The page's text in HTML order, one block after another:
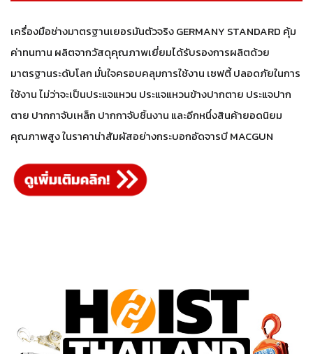
เครื่องมือช่างมาตรฐานเยอรมันตัวจริง GERMANY STANDARD คุ้ม
ค่าทนทาน ผลิตจากวัสดุคุณภาพเยี่ยมได้รับรองการผลิตด้วย
มาตรฐานระดับโลก มั่นใจครอบคลุมการใช้งาน เซฟตี้ ปลอดภัยในการ
ใช้งาน ไม่ว่าจะเป็นประแจแหวน ประแจแหวนข้างปากตาย ประแจปาก
ตาย ปากกาจับเหล็ก ปากกาจับชิ้นงาน และอีกหนึ่งสินค้ายอดนิยม
คุณภาพสูง ในราคาน่าสัมผัสอย่างกระบอกอัดจารบี MACGUN